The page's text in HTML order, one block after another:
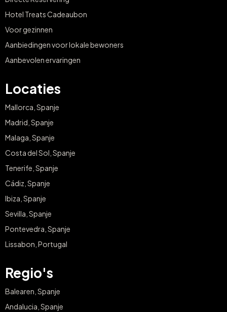
Hotel Treats Cadeaubon
Voor gezinnen
Aanbiedingen voor lokale bewoners
Aanbevolen ervaringen
Locaties
Mallorca, Spanje
Madrid, Spanje
Malaga, Spanje
Costa del Sol, Spanje
Tenerife, Spanje
Cádiz, Spanje
Ibiza, Spanje
Sevilla, Spanje
Pontevedra, Spanje
Lissabon, Portugal
Regio's
Balearen, Spanje
Andalucia, Spanje